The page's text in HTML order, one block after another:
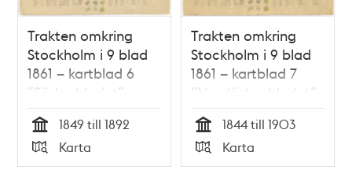
Trakten omkring
Stockholm i 9 blad
1861 – kartblad 6
”Södra bladet”,
översett 1892
Tid
1849 till 1892
Typ
Karta
Trakten omkring
Stockholm i 9 blad
1861 – kartblad 7
”Nordöstra bladet”,
översett 1892
Tid
1844 till 1903
Typ
Karta